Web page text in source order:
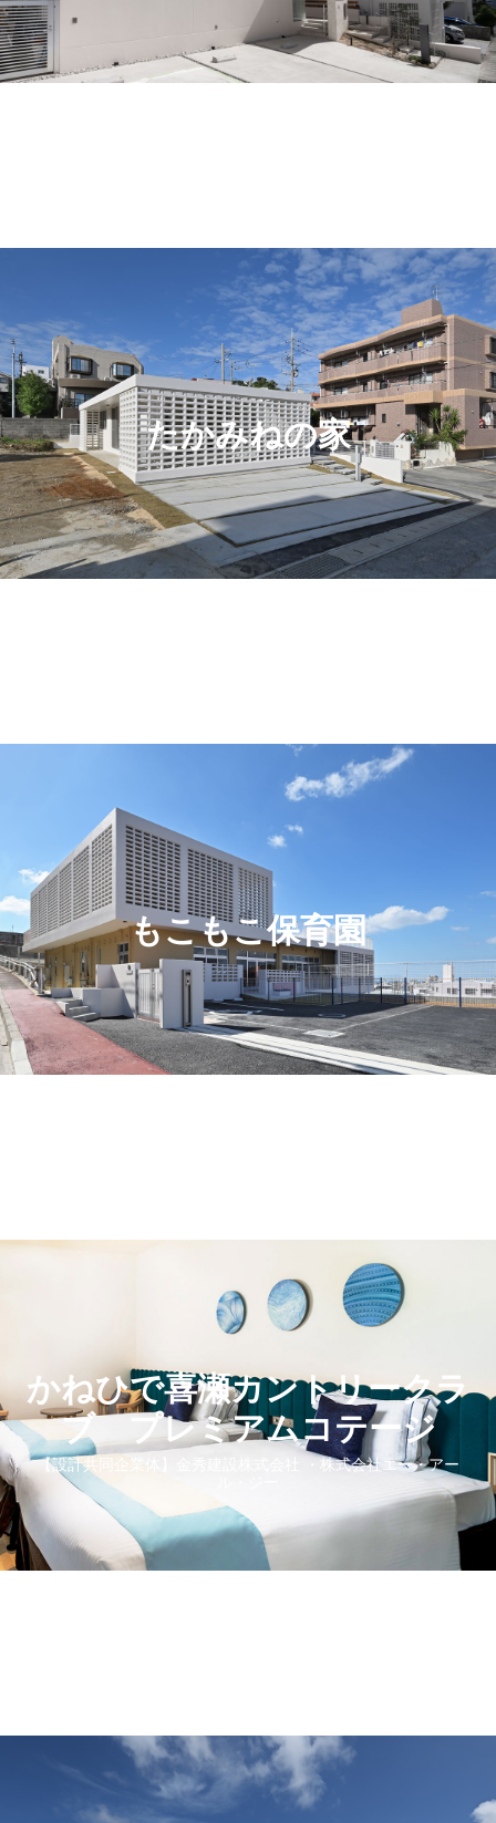
たかみねの家
もこもこ保育園
かねひで喜瀬カントリークラ
ブ プレミアムコテージ
【設計共同企業体】金秀建設株式会社 ・株式会社エー・アー